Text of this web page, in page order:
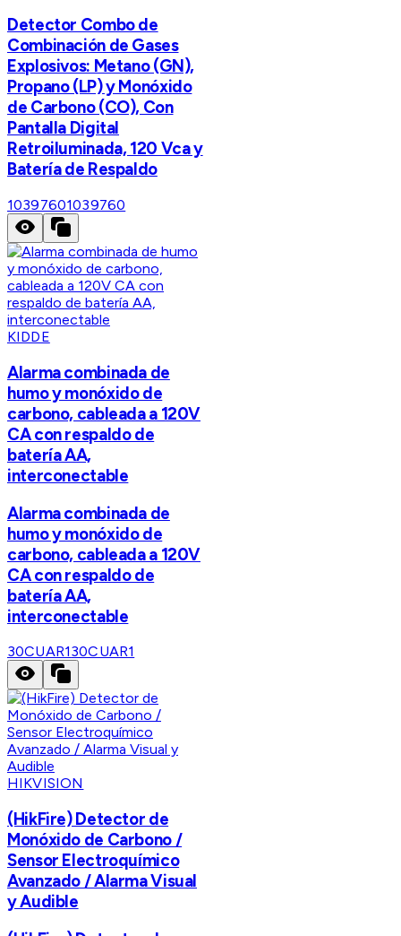
Detector Combo de
Combinación de Gases
Explosivos: Metano (GN),
Propano (LP) y Monóxido
de Carbono (CO), Con
Pantalla Digital
Retroiluminada, 120 Vca y
Batería de Respaldo
10397601039760
KIDDE
Alarma combinada de
humo y monóxido de
carbono, cableada a 120V
CA con respaldo de
batería AA,
interconectable
Alarma combinada de
humo y monóxido de
carbono, cableada a 120V
CA con respaldo de
batería AA,
interconectable
30CUAR130CUAR1
HIKVISION
(HikFire) Detector de
Monóxido de Carbono /
Sensor Electroquímico
Avanzado / Alarma Visual
y Audible